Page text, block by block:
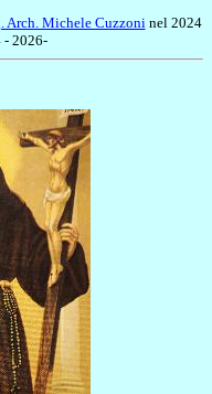
Arch. Michele Cuzzoninel 2024
2026-